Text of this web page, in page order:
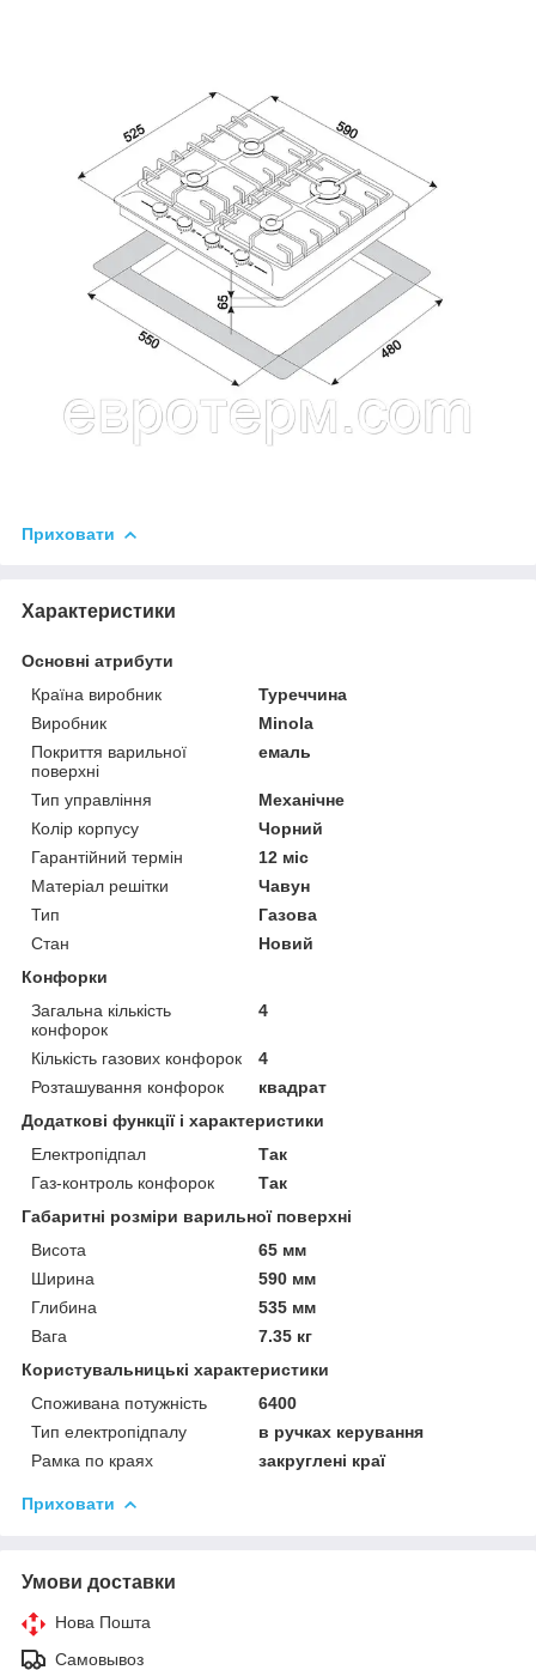
Приховати
Характеристики
Основні атрибути
Країна виробник
Туреччина
Виробник
Minola
Покриття варильної
поверхні
емаль
Тип управління
Механічне
Колір корпусу
Чорний
Гарантійний термін
12 міс
Матеріал решітки
Чавун
Тип
Газова
Стан
Новий
Конфорки
Загальна кількість
конфорок
4
Кількість газових конфорок
4
Розташування конфорок
квадрат
Додаткові функції і характеристики
Електропідпал
Так
Газ-контроль конфорок
Так
Габаритні розміри варильної поверхні
Висота
65 мм
Ширина
590 мм
Глибина
535 мм
Вага
7.35 кг
Користувальницькі характеристики
Споживана потужність
6400
Тип електропідпалу
в ручках керування
Рамка по краях
закруглені краї
Приховати
Умови доставки
Нова Пошта
Самовывоз